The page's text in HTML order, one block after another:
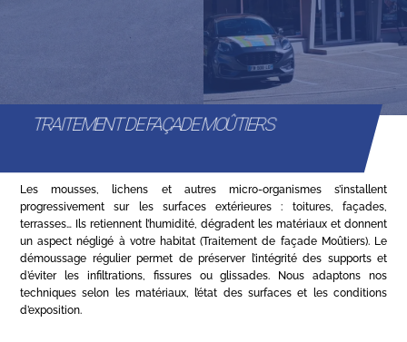
TRAITEMENT DE FAÇADE MOÛTIERS
Les mousses, lichens et autres micro-organismes s’installent
progressivement sur les surfaces extérieures : toitures, façades,
terrasses… Ils retiennent l’humidité, dégradent les matériaux et donnent
un aspect négligé à votre habitat (Traitement de façade Moûtiers). Le
démoussage régulier permet de préserver l’intégrité des supports et
d’éviter les infiltrations, fissures ou glissades. Nous adaptons nos
techniques selon les matériaux, l’état des surfaces et les conditions
d’exposition.